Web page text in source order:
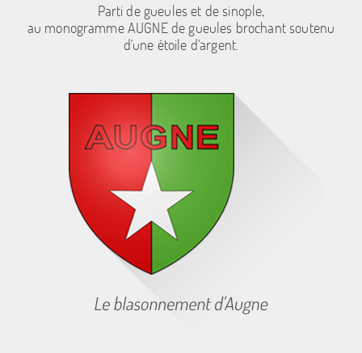
Parti de gueules et de sinople,
au monogramme AUGNE de gueules brochant soutenu
d'une étoile d'argent.